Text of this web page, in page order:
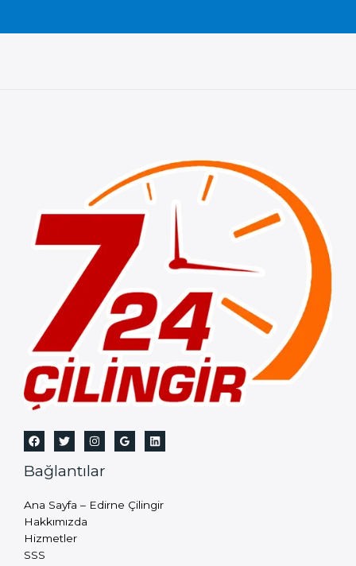
Bağlantılar
Ana Sayfa – Edirne Çilingir
Hakkımızda
Hizmetler
SSS